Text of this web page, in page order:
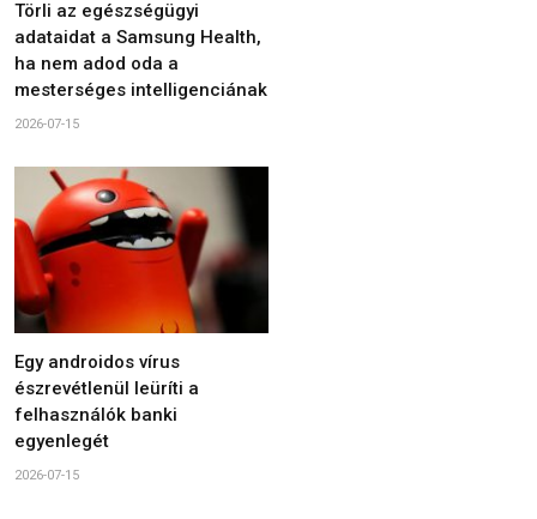
Törli az egészségügyi
adataidat a Samsung Health,
ha nem adod oda a
mesterséges intelligenciának
2026-07-15
Egy androidos vírus
észrevétlenül leüríti a
felhasználók banki
egyenlegét
2026-07-15